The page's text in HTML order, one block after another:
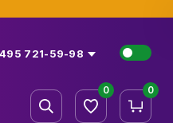
721-59-98
0 0